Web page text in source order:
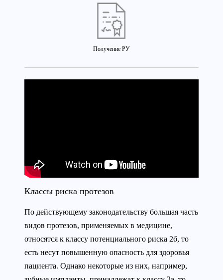
Получение РУ
Классы риска протезов
По действующему законодательству большая часть
видов протезов, применяемых в медицине,
относятся к классу потенциального риска 2б, то
есть несут повышенную опасность для здоровья
пациента. Однако некоторые из них, например,